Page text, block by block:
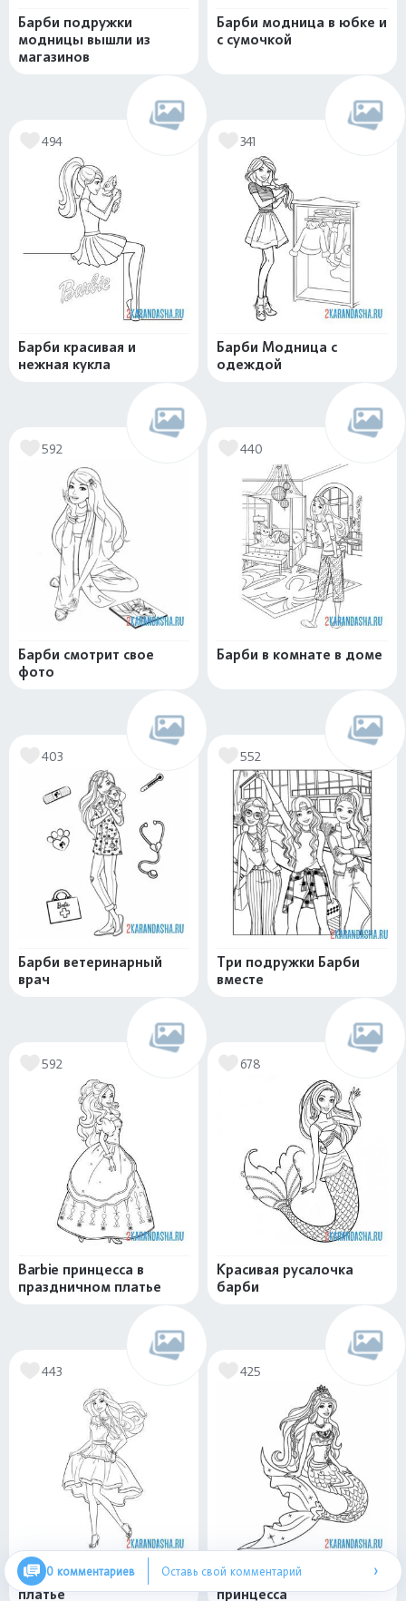
Барби подружки
модницы вышли из
магазинов
Барби модница в юбке и
с сумочкой
494
Барби красивая и
нежная кукла
341
Барби Модница с
одеждой
592
Барби смотрит свое
фото
440
Барби в комнате в доме
403
Барби ветеринарный
врач
552
Три подружки Барби
вместе
592
Barbie принцесса в
праздничном платье
678
Красивая русалочка
барби
443
Барби кукла в длинном
платье
425
Русалка барби
принцесса
0 комментариев Оставь свой комментарий ›